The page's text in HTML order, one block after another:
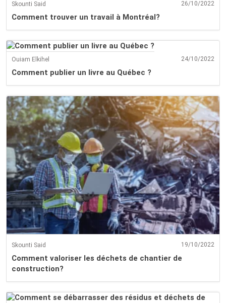
Skounti Said 26/10/2022
Comment trouver un travail à Montréal?
Ouiam Elkihel 24/10/2022
Comment publier un livre au Québec ?
Skounti Said 19/10/2022
Comment valoriser les déchets de chantier de
construction?